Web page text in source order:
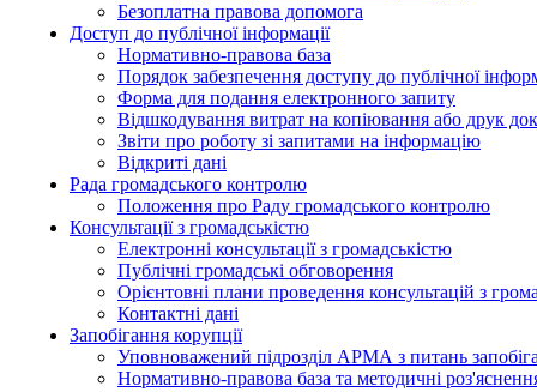
Безоплатна правова допомога
Доступ до публічної інформації
Нормативно-правова база
Порядок забезпечення доступу до публічної
Форма для подання електронного запиту
Відшкодування витрат на копіювання або друк
Звіти про роботу зі запитами на інформацію
Відкриті дані
Рада громадського контролю
Положення про Раду громадського контролю
Консультації з громадськістю
Електронні консультації з громадськістю
Публічні громадські обговорення
Орієнтовні плани проведення консультацій з
Контактні дані
Запобігання корупції
Уповноважений підрозділ АРМА з питань
Нормативно-правова база та методичні